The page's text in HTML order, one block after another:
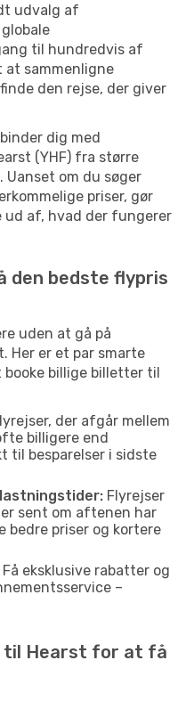
udvalg af
til hundredvis af
at sammenligne
den rejse, der giver
dig med
(YHF) fra større
om du søger
priser, gør
ud af, hvad der fungerer
den bedste flypris
uden at gå på
Her er et par smarte
billige billetter til
der afgår mellem
billigere end
til besparelser i sidste
Flyrejser
sent om aftenen har
bedre priser og kortere
Få eksklusive rabatter og
–
til Hearst for at få